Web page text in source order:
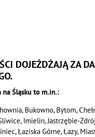
DOJEŻDŻAJĄ ZA
na Śląsku to m.in.:
Bukowno, Bytom,
Imielin, Jastrzębie-
Łaziska Górne, Łazy,